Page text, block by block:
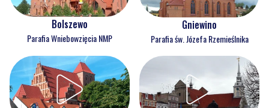
Bolszewo
Parafia Wniebowzięcia NMP
Gniewino
Parafia św. Józefa Rzemieślnika